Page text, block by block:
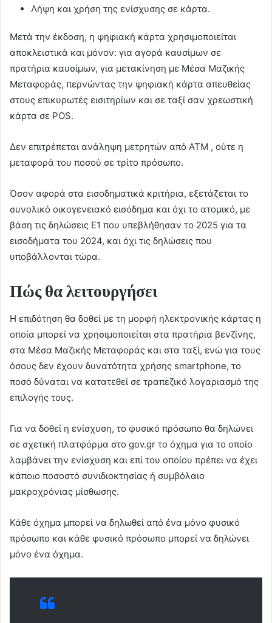
Λήψη και χρήση της ενίσχυσης σε κάρτα.
Μετά την έκδοση, η ψηφιακή κάρτα χρησιμοποιείται
αποκλειστικά και μόνον: για αγορά καυσίμων σε
πρατήρια καυσίμων, για μετακίνηση με Μέσα Μαζικής
Μεταφοράς, περνώντας την ψηφιακή κάρτα απευθείας
στους επικυρωτές εισιτηρίων και σε ταξί σαν χρεωστική
κάρτα σε POS.
Δεν επιτρέπεται ανάληψη μετρητών από ΑΤΜ , ούτε η
μεταφορά του ποσού σε τρίτο πρόσωπο.
Όσον αφορά στα εισοδηματικά κριτήρια, εξετάζεται το
συνολικό οικογενειακό εισόδημα και όχι το ατομικό, με
βάση τις δηλώσεις Ε1 που υπεβλήθησαν το 2025 για τα
εισοδήματα του 2024, και όχι τις δηλώσεις που
υποβάλλονται τώρα.
Πώς θα λειτουργήσει
Η επιδότηση θα δοθεί με τη μορφή ηλεκτρονικής κάρτας η
οποία μπορεί να χρησιμοποιείται στα πρατήρια βενζίνης,
στα Μέσα Μαζικής Μεταφοράς και στα ταξί, ενώ για τους
όσους δεν έχουν δυνατότητα χρήσης smartphone, το
ποσό δύναται να κατατεθεί σε τραπεζικό λογαριασμό της
επιλογής τους.
Για να δοθεί η ενίσχυση, το φυσικό πρόσωπο θα δηλώνει
σε σχετική πλατφόρμα στο gov.gr το όχημα για το οποίο
λαμβάνει την ενίσχυση και επί του οποίου πρέπει να έχει
κάποιο ποσοστό συνιδιοκτησίας ή συμβόλαιο
μακρoχρόνιας μίσθωσης.
Κάθε όχημα μπορεί να δηλωθεί από ένα μόνο φυσικό
πρόσωπο και κάθε φυσικό πρόσωπο μπορεί να δηλώνει
μόνο ένα όχημα.